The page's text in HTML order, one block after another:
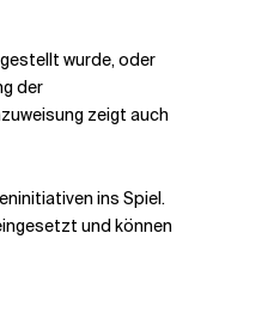
wurde, oder
der
zeigt auch
ins Spiel.
und können